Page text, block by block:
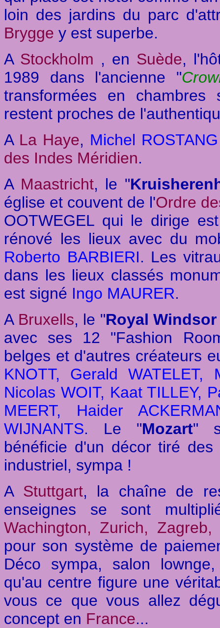
loin des jardins du parc
Brygge y est superbe.
A Stockholm , en Suède,
1989 dans l'ancienne "
transformées en chambres
restent proches de
A La Haye, Michel
des Indes Méridien.
A Maastricht, le "
église et couvent de l'Ordre
OOTWEGEL qui le dirige
rénové les lieux avec du
Roberto BARBIERI. Les
dans les lieux classés
est signé Ingo MAURER.
A Bruxells, le "Royal
avec ses 12 "Fashion
belges et d'autres créateurs
KNOTT, Gerald WATELET,
Nicolas WOIT, Kaat TILLEY,
MEERT, Haider
WIJNANTS. Le "Mozart"
bénéficie d'un décor tiré
industriel, sympa !
A Stuttgart, la chaîne de
enseignes se sont
Wachington, Zurich, Zagreb,
pour son système de
Déco sympa, salon
qu'au centre figure une
vous ce que vous allez
concept en France...